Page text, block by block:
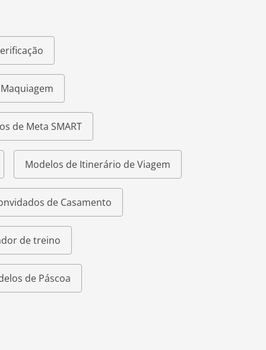
de Meta SMART
Modelos de Itinerário de Viagem
de Casamento
de treino
de Páscoa